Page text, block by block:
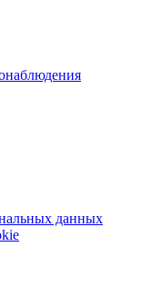
данных